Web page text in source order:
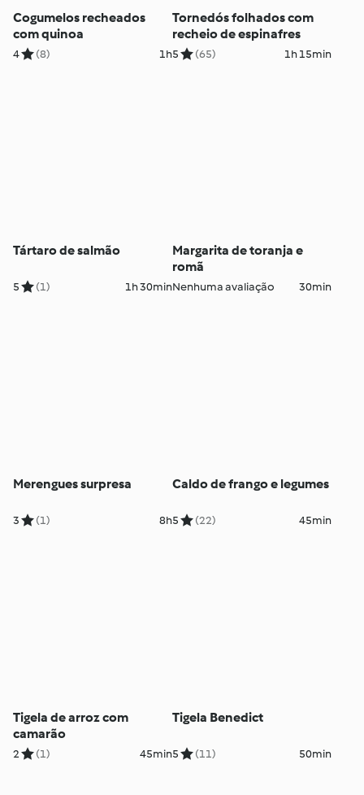
Cogumelos recheados
com quinoa
4 (8) 1h
Tornedós folhados com
recheio de espinafres
5 (65) 1h 15min
Tártaro de salmão
5 (1) 1h 30min
Margarita de toranja e
romã
Nenhuma avaliação 30min
Merengues surpresa
3 (1) 8h
Caldo de frango e legumes
5 (22) 45min
Tigela de arroz com
camarão
2 (1) 45min
Tigela Benedict
5 (11) 50min